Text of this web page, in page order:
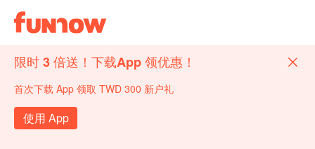
限时 3 倍送！下载App 领优惠！
首次下载 App 领取 TWD 300 新户礼
使用 App